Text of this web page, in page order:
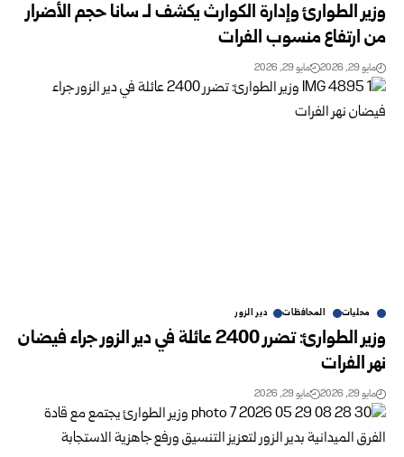
وزير الطوارئ وإدارة الكوارث يكشف لـ سانا حجم الأضرار
من ارتفاع منسوب الفرات
مايو 29, 2026 مايو 29, 2026
محليات المحافظات دير الزور
وزير الطوارئ: تضرر 2400 عائلة في دير الزور جراء فيضان
نهر ‏الفرات
مايو 29, 2026 مايو 29, 2026